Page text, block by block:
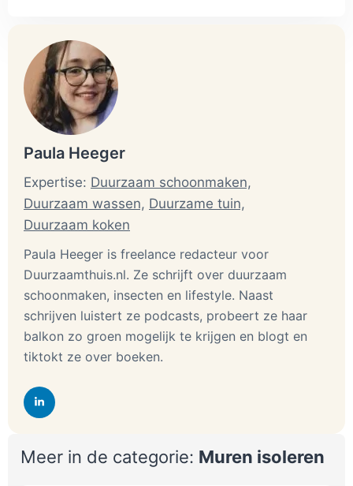
Paula Heeger
Expertise: Duurzaam schoonmaken,
Duurzaam wassen, Duurzame tuin,
Duurzaam koken
Paula Heeger is freelance redacteur voor
Duurzaamthuis.nl. Ze schrijft over duurzaam
schoonmaken, insecten en lifestyle. Naast
schrijven luistert ze podcasts, probeert ze haar
balkon zo groen mogelijk te krijgen en blogt en
tiktokt ze over boeken.
Meer in de categorie: Muren isoleren